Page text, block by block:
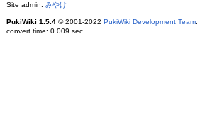
Site admin: みやけ
PukiWiki 1.5.4© 2001-2022 PukiWiki Development Team.
convert time: 0.009 sec.